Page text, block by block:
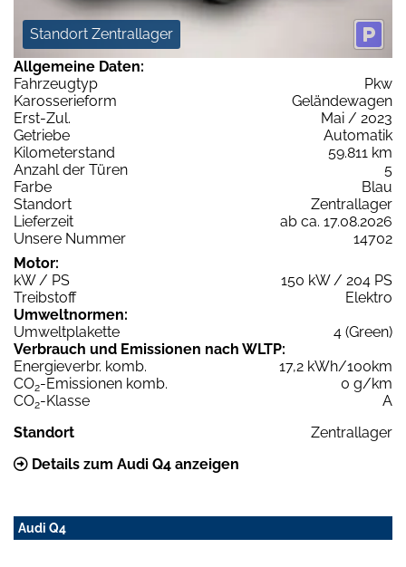
Standort Zentrallager
Allgemeine Daten:
Fahrzeugtyp
Pkw
Karosserieform
Geländewagen
Erst-Zul.
Mai / 2023
Getriebe
Automatik
Kilometerstand
59.811 km
Anzahl der Türen
5
Farbe
Blau
Standort
Zentrallager
Lieferzeit
ab ca. 17.08.2026
Unsere Nummer
14702
Motor:
kW / PS
150 kW / 204 PS
Treibstoff
Elektro
Umweltnormen:
Umweltplakette
4 (Green)
Verbrauch und Emissionen nach WLTP:
Energieverbr. komb.
17,2 kWh/100km
CO2-Emissionen komb.
0 g/km
CO2-Klasse
A
Standort
Zentrallager
Details zum Audi Q4 anzeigen
Audi Q4